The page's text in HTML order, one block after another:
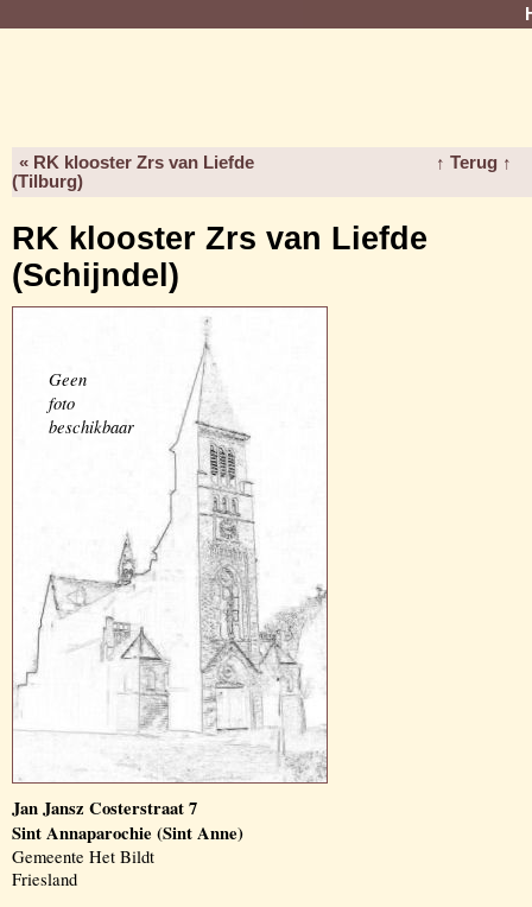
« RK klooster Zrs van Liefde
(Tilburg)
↑ Terug ↑
RK klooster Zrs van Liefde
(Schijndel)
Geen
foto
beschikbaar
Jan Jansz Costerstraat 7
Sint Annaparochie (Sint Anne)
Gemeente Het Bildt
Friesland